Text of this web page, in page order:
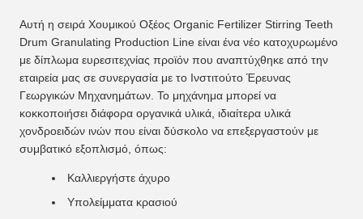
Αυτή η σειρά Χουμικού Οξέος Organic Fertilizer Stirring Teeth
Drum Granulating Production Line είναι ένα νέο κατοχυρωμένο
με δίπλωμα ευρεσιτεχνίας προϊόν που αναπτύχθηκε από την
εταιρεία μας σε συνεργασία με το Ινστιτούτο Έρευνας
Γεωργικών Μηχανημάτων. Το μηχάνημα μπορεί να
κοκκοποιήσει διάφορα οργανικά υλικά, ιδιαίτερα υλικά
χονδροειδών ινών που είναι δύσκολο να επεξεργαστούν με
συμβατικό εξοπλισμό, όπως:
Καλλιεργήστε άχυρο
Υπολείμματα κρασιού